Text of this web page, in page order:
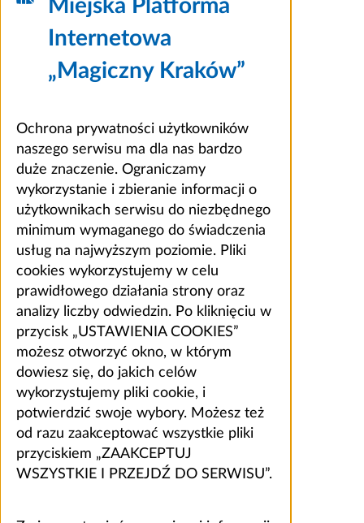
Miejska Platforma
Internetowa
„Magiczny Kraków”
Ochrona prywatności użytkowników
naszego serwisu ma dla nas bardzo
duże znaczenie. Ograniczamy
wykorzystanie i zbieranie informacji o
użytkownikach serwisu do niezbędnego
minimum wymaganego do świadczenia
usług na najwyższym poziomie. Pliki
cookies wykorzystujemy w celu
prawidłowego działania strony oraz
analizy liczby odwiedzin. Po kliknięciu w
przycisk „USTAWIENIA COOKIES”
możesz otworzyć okno, w którym
dowiesz się, do jakich celów
wykorzystujemy pliki cookie, i
potwierdzić swoje wybory. Możesz też
od razu zaakceptować wszystkie pliki
przyciskiem „ZAAKCEPTUJ
WSZYSTKIE I PRZEJDŹ DO SERWISU”.